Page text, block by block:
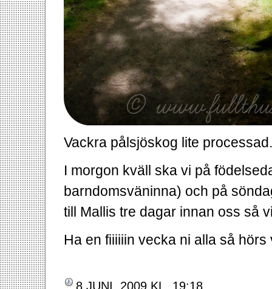
Vackra pålsjöskog lite processad.
I morgon kväll ska vi på
barndomsväninna) och på
till Mallis tre dagar innan oss så
Ha en fiiiiiin vecka ni alla så hörs
8 JUNI, 2009 KL. 19:18